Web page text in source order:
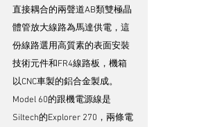
直接耦合的兩聲道AB類雙極晶
體管放大線路為馬達供電，這
份線路選用高質素的表面安裝
技術元件和FR4線路板，機箱
以CNC車製的鋁合金製成。
Model 60的跟機電源線是
Siltech的Explorer 270，兩條電